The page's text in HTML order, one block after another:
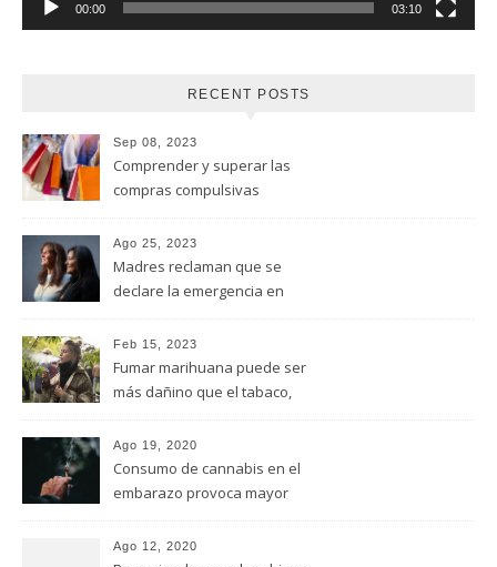
00:00 03:10
RECENT POSTS
Sep 08, 2023
Comprender y superar las
compras compulsivas
Ago 25, 2023
Madres reclaman que se
declare la emergencia en
Feb 15, 2023
Fumar marihuana puede ser
más dañino que el tabaco,
Universidad de Ottawa
Ago 19, 2020
Consumo de cannabis en el
embarazo provoca mayor
(FUNDACION MANANTIALES)
Ago 12, 2020